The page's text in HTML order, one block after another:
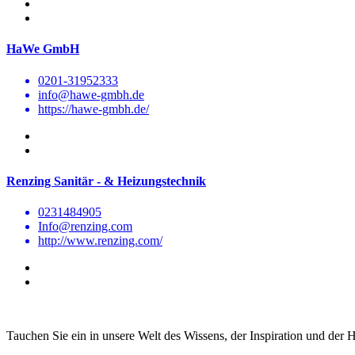
HaWe GmbH
0201-31952333
info@hawe-gmbh.de
https://hawe-gmbh.de/
Renzing Sanitär - & Heizungstechnik
0231484905
Info@renzing.com
http://www.renzing.com/
Tauchen Sie ein in unsere Welt des Wissens, der Inspiration und der